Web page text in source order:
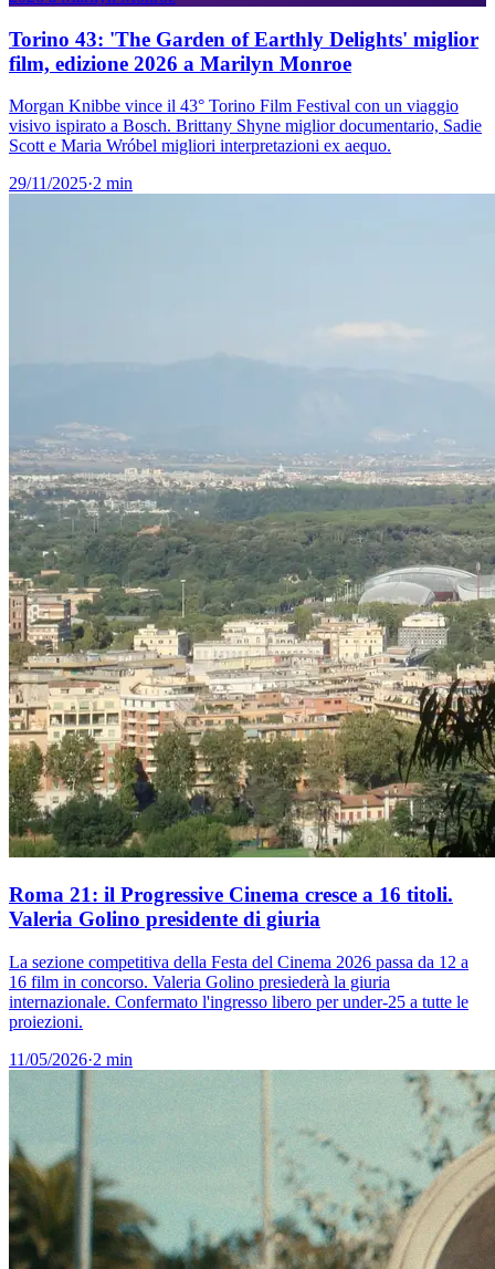
Torino 43: 'The Garden of Earthly Delights' miglior
film, edizione 2026 a Marilyn Monroe
Morgan Knibbe vince il 43° Torino Film Festival con un viaggio
visivo ispirato a Bosch. Brittany Shyne miglior documentario, Sadie
Scott e Maria Wróbel migliori interpretazioni ex aequo.
29/11/2025·2 min
Roma 21: il Progressive Cinema cresce a 16 titoli.
Valeria Golino presidente di giuria
La sezione competitiva della Festa del Cinema 2026 passa da 12 a
16 film in concorso. Valeria Golino presiederà la giuria
internazionale. Confermato l'ingresso libero per under-25 a tutte le
proiezioni.
11/05/2026·2 min